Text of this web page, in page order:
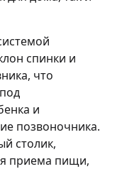
спинки и
что
и
позвоночника.
столик,
приема пищи,